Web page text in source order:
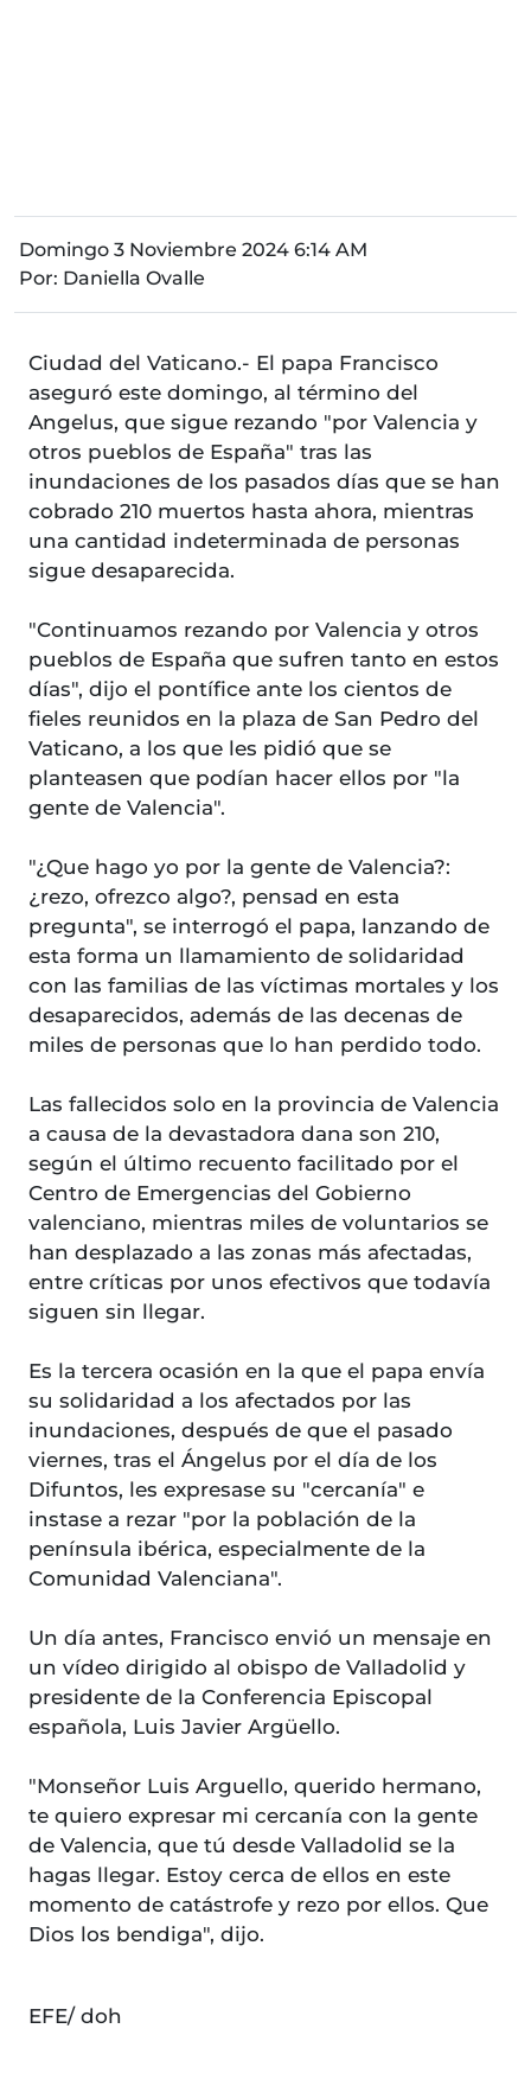
Domingo 3 Noviembre 2024 6:14 AM
Por: Daniella Ovalle
Ciudad del Vaticano.- El papa Francisco
aseguró este domingo, al término del
Angelus, que sigue rezando "por Valencia y
otros pueblos de España" tras las
inundaciones de los pasados días que se han
cobrado 210 muertos hasta ahora, mientras
una cantidad indeterminada de personas
sigue desaparecida.
"Continuamos rezando por Valencia y otros
pueblos de España que sufren tanto en estos
días", dijo el pontífice ante los cientos de
fieles reunidos en la plaza de San Pedro del
Vaticano, a los que les pidió que se
planteasen que podían hacer ellos por "la
gente de Valencia".
"¿Que hago yo por la gente de Valencia?:
¿rezo, ofrezco algo?, pensad en esta
pregunta", se interrogó el papa, lanzando de
esta forma un llamamiento de solidaridad
con las familias de las víctimas mortales y los
desaparecidos, además de las decenas de
miles de personas que lo han perdido todo.
Las fallecidos solo en la provincia de Valencia
a causa de la devastadora dana son 210,
según el último recuento facilitado por el
Centro de Emergencias del Gobierno
valenciano, mientras miles de voluntarios se
han desplazado a las zonas más afectadas,
entre críticas por unos efectivos que todavía
siguen sin llegar.
Es la tercera ocasión en la que el papa envía
su solidaridad a los afectados por las
inundaciones, después de que el pasado
viernes, tras el Ángelus por el día de los
Difuntos, les expresase su "cercanía" e
instase a rezar "por la población de la
península ibérica, especialmente de la
Comunidad Valenciana".
Un día antes, Francisco envió un mensaje en
un vídeo dirigido al obispo de Valladolid y
presidente de la Conferencia Episcopal
española, Luis Javier Argüello.
"Monseñor Luis Arguello, querido hermano,
te quiero expresar mi cercanía con la gente
de Valencia, que tú desde Valladolid se la
hagas llegar. Estoy cerca de ellos en este
momento de catástrofe y rezo por ellos. Que
Dios los bendiga", dijo.
EFE/ doh